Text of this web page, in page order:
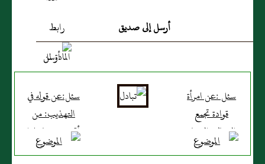
أرسل إلى صديق
سئل :عن امرأة
قوادة تجمع
الرجال والنساء
وقد ضربت
سئل:عن قوله في
التهذيب‏:‏ من
أتي بهيمة فاقتلوا
المفعول واقتلوا